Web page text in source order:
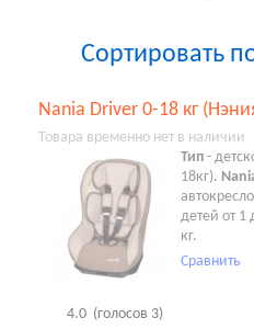
Сортировать
Nania Driver 0-18 кг
Товара временно нет в наличии
4.0 (голосов 3)
Тип-
18кг).
детей от 1
кг.
Сравнить